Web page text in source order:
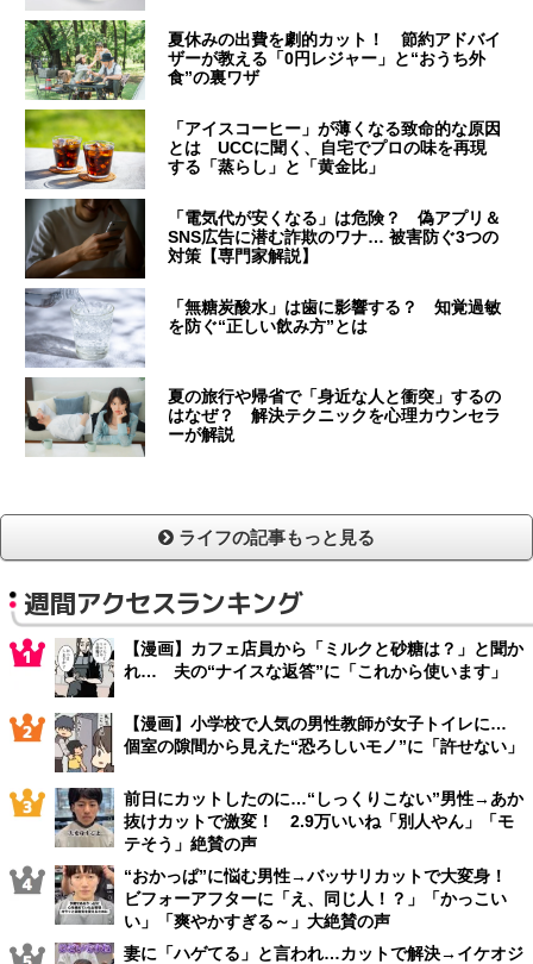
夏休みの出費を劇的カット！ 節約アドバイ
ザーが教える「0円レジャー」と“おうち外
食”の裏ワザ
「アイスコーヒー」が薄くなる致命的な原因
とは UCCに聞く、自宅でプロの味を再現
する「蒸らし」と「黄金比」
「電気代が安くなる」は危険？ 偽アプリ＆
SNS広告に潜む詐欺のワナ… 被害防ぐ3つの
対策【専門家解説】
「無糖炭酸水」は歯に影響する？ 知覚過敏
を防ぐ“正しい飲み方”とは
夏の旅行や帰省で「身近な人と衝突」するの
はなぜ？ 解決テクニックを心理カウンセラ
ーが解説
ライフの記事もっと見る
週間アクセスランキング
【漫画】カフェ店員から「ミルクと砂糖は？」と聞か
れ… 夫の“ナイスな返答”に「これから使います」
【漫画】小学校で人気の男性教師が女子トイレに…
個室の隙間から見えた“恐ろしいモノ”に「許せない」
前日にカットしたのに…“しっくりこない”男性→あか
抜けカットで激変！ 2.9万いいね「別人やん」「モ
テそう」絶賛の声
“おかっぱ”に悩む男性→バッサリカットで大変身！
ビフォーアフターに「え、同じ人！？」「かっこい
い」「爽やかすぎる～」大絶賛の声
妻に「ハゲてる」と言われ…カットで解決→イケオジ